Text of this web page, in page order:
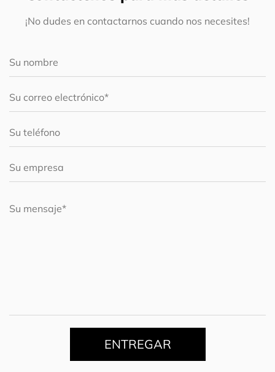
¡No dudes en contactarnos cuando nos necesites!
ENTREGAR